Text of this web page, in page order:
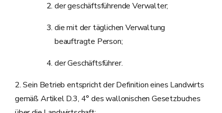
der geschäftsführende Verwalter;
die mit der täglichen Verwaltung
beauftragte Person;
der Geschäftsführer.
2. Sein Betrieb entspricht der Definition eines Landwirts
gemäß Artikel D.3, 4° des wallonischen Gesetzbuches